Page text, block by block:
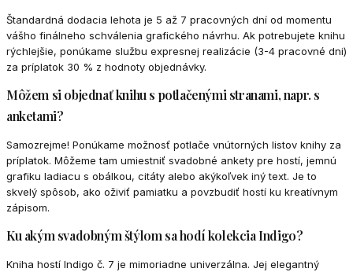
Štandardná dodacia lehota je 5 až 7 pracovných dní od momentu
vášho finálneho schválenia grafického návrhu. Ak potrebujete knihu
rýchlejšie, ponúkame službu expresnej realizácie (3-4 pracovné dni)
za príplatok 30 % z hodnoty objednávky.
Môžem si objednať knihu s potlačenými stranami, napr. s
anketami?
Samozrejme! Ponúkame možnosť potlače vnútorných listov knihy za
príplatok. Môžeme tam umiestniť svadobné ankety pre hostí, jemnú
grafiku ladiacu s obálkou, citáty alebo akýkoľvek iný text. Je to
skvelý spôsob, ako oživiť pamiatku a povzbudiť hostí ku kreatívnym
zápisom.
Ku akým svadobným štýlom sa hodí kolekcia Indigo?
Kniha hostí Indigo č. 7 je mimoriadne univerzálna. Jej elegantný